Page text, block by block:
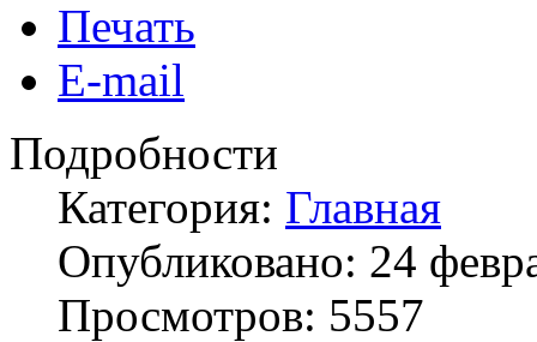
Печать
E-mail
Подробности
Категория: Главная
Опубликовано: 24
Просмотров: 5557